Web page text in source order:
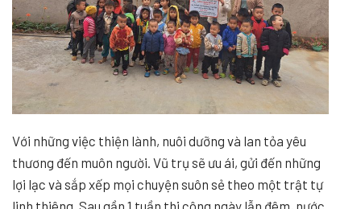
Với những việc thiện lành, nuôi dưỡng và lan tỏa yêu
thương đến muôn người. Vũ trụ sẽ ưu ái, gửi đến những
lợi lạc và sắp xếp mọi chuyện suôn sẻ theo một trật tự